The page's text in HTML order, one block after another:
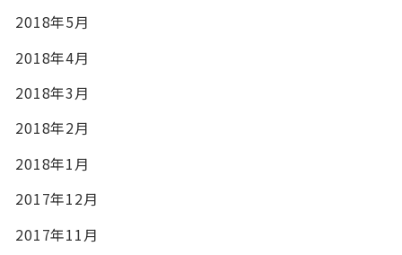
2018年5月
2018年4月
2018年3月
2018年2月
2018年1月
2017年12月
2017年11月